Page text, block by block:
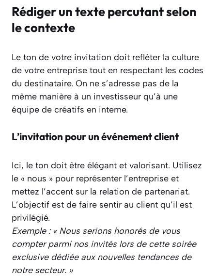
Rédiger un texte percutant selon
le contexte
Le ton de votre invitation doit refléter la culture
de votre entreprise tout en respectant les codes
du destinataire. On ne s’adresse pas de la
même manière à un investisseur qu’à une
équipe de créatifs en interne.
L’invitation pour un événement client
Ici, le ton doit être élégant et valorisant. Utilisez
le « nous » pour représenter l’entreprise et
mettez l’accent sur la relation de partenariat.
L’objectif est de faire sentir au client qu’il est
privilégié.
Exemple : « Nous serions honorés de vous
compter parmi nos invités lors de cette soirée
exclusive dédiée aux nouvelles tendances de
notre secteur. »